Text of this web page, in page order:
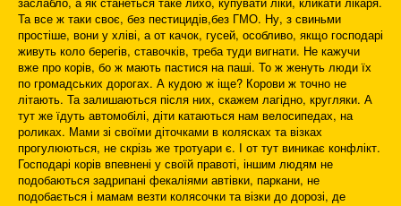
Та все ж таки своє, без пестицидів,без ГМО. Ну, з свиньми
простіше, вони у хліві, а от качок, гусей, особливо, якщо господарі
живуть коло берегів, ставочків, треба туди вигнати. Не кажучи
вже про корів, бо ж мають пастися на паші. То ж женуть люди їх
по громадських дорогах. А кудою ж іще? Корови ж точно не
літають. Та залишаються після них, скажем лагідно, кругляки. А
тут же їдуть автомобілі, діти катаються нам велосипедах, на
роликах. Мами зі своїми діточками в колясках та візках
прогулюються, не скрізь же тротуари є. І от тут виникає конфлікт.
Господарі корів впевнені у своїй правоті, іншим людям не
подобаються задрипані фекаліями автівки, паркани, не
подобається і мамам везти колясочки та візки до дорозі, де